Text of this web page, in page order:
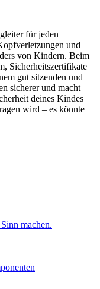
für jeden
und
von Kindern. Beim
Sicherheitszertifikate
gut sitzenden und
sicherer und macht
deines Kindes
wird – es könnte
machen.